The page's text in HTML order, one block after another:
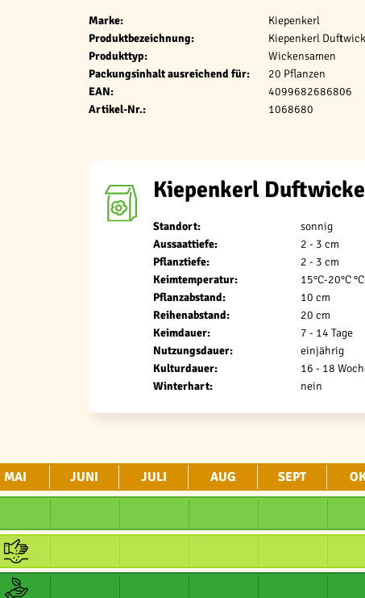
Marke:
Kiepenkerl
Produktbezeichnung:
Kiepenkerl
Produkttyp:
Wickensamen
Packungsinhalt ausreichend für:
20 Pflanzen
EAN:
4099682686806
Artikel-Nr.:
1068680
Kiepenkerl
Standort:
sonnig
Aussaattiefe:
2 - 3 cm
Pflanztiefe:
2 - 3 cm
Keimtemperatur:
15°C-20°C °C
Pflanzabstand:
10 cm
Reihenabstand:
20 cm
Keimdauer:
7 - 14 Tage
Nutzungsdauer:
einjährig
Kulturdauer:
16 - 18
Winterhart:
nein
MAI JUNI JULI AUG SEPT